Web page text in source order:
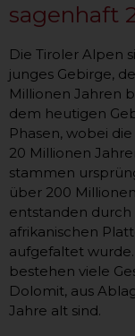
sagenhaft
Die Tiroler Alpen
junges Gebirge,
Millionen Jahren
dem heutigen
Phasen, wobei
20 Millionen
stammen
über 200
entstanden durch
afrikanischen
aufgefaltet
bestehen viele
Dolomit, aus
Jahre alt sind.